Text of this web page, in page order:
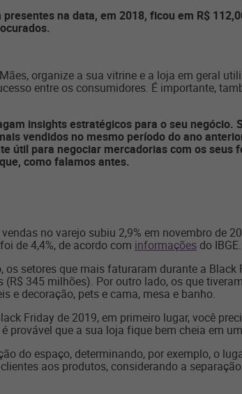
na data, em 2018, ficou em R$
organize a sua vitrine e a loja em geral
entre os consumidores. É importante,
insights estratégicos para o seu negócio.
vendidos no mesmo período do ano
útil para negociar mercadorias com os seus
como falamos antes.
no varejo subiu 2,9% em novembro de
de 4,4%, de acordo com informações do IBGE.
os setores que mais faturaram durante a
345 milhões). Por outro lado, os que
e decoração, pets e cama, mesa e banho.
Friday de 2019, em primeiro lugar, você
provável que a sua loja fique bem cheia em
do espaço, determinando, por exemplo, o
aos produtos, considerando a